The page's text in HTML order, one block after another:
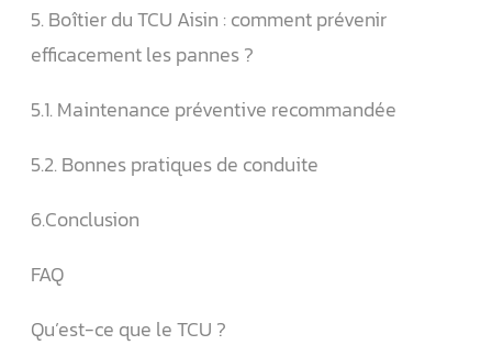
5. Boîtier du TCU Aisin : comment prévenir
efficacement les pannes ?
5.1. Maintenance préventive recommandée
5.2. Bonnes pratiques de conduite
6.Conclusion
FAQ
Qu’est-ce que le TCU ?